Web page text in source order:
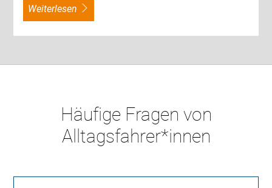
weiterlesen
Häufige Fragen von
Alltagsfahrer*innen